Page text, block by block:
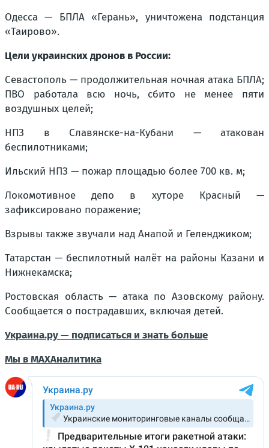
Одесса — БПЛА «Герань», уничтожена подстанция
«Таирово».
Цели украинских дронов в России:
Севастополь — продолжительная ночная атака БПЛА;
ПВО работала всю ночь, сбито не менее пяти
воздушных целей;
НПЗ в Славянске-на-Кубани — атакован
беспилотниками;
Ильский НПЗ — пожар площадью более 700 кв. м;
Локомотивное депо в хуторе Красный —
зафиксировано поражение;
Взрывы также звучали над Анапой и Геленджиком;
Татарстан — беспилотный налёт на районы Казани и
Нижнекамска;
Ростовская область — атака по Азовскому району.
Сообщается о пострадавших, включая детей.
Украина.ру — подписаться и знать больше
Мы в MAXАналитика